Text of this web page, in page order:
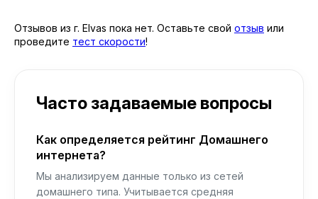
Отзывов из г. Elvas пока нет. Оставьте свой отзыв или
проведите тест скорости!
Часто задаваемые вопросы
Как определяется рейтинг Домашнего
интернета?
Мы анализируем данные только из сетей
домашнего типа. Учитывается средняя